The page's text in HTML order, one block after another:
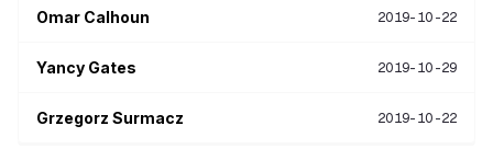
Omar Calhoun 2019-10-22
Yancy Gates 2019-10-29
Grzegorz Surmacz 2019-10-22